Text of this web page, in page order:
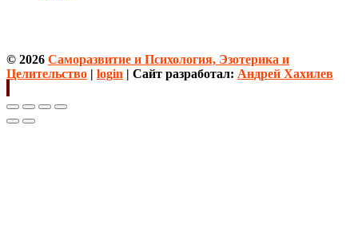
© 2026 Саморазвитие и Психология, Эзотерика и
Целительство | login | Сайт разработал: Андрей Хахилев